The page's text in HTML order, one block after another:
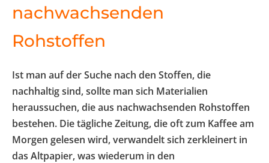
nachwachsenden
Rohstoffen
Ist man auf der Suche nach den Stoffen, die
nachhaltig sind, sollte man sich Materialien
heraussuchen, die aus nachwachsenden Rohstoffen
bestehen. Die tägliche Zeitung, die oft zum Kaffee am
Morgen gelesen wird, verwandelt sich zerkleinert in
das Altpapier, was wiederum in den